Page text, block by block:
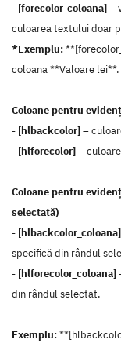
- [forecolor_coloana]–
culoarea textului doar
*Exemplu:
coloana **Valoare lei**.
Coloane pentru
- [hlbackcolor]–
- [hlforecolor]–
Coloane pentru
selectată)
- [hlbackcolor_coloana]
specifică din rândul
- [hlforecolor_coloana]
din rândul selectat.
Exemplu: